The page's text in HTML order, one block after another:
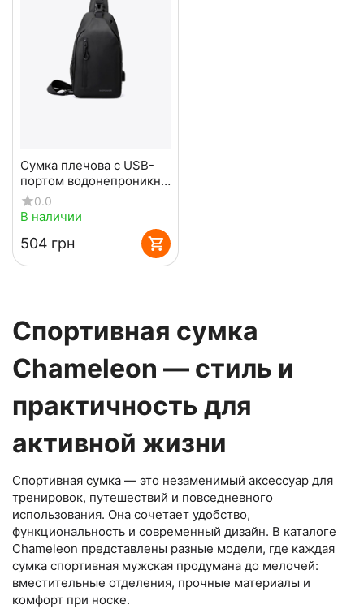
Сумка плечова с USB-
портом водонепроникна
Black
0.0
В наличии
‍504‍ грн
Спортивная сумка
Chameleon — стиль и
практичность для
активной жизни
Спортивная сумка — это незаменимый аксессуар для
тренировок, путешествий и повседневного
использования. Она сочетает удобство,
функциональность и современный дизайн. В каталоге
Chameleon представлены разные модели, где каждая
сумка спортивная мужская продумана до мелочей:
вместительные отделения, прочные материалы и
комфорт при носке.